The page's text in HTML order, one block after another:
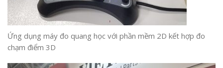
Ứng dụng máy đo quang học với phần mềm 2D kết hợp đo
chạm điểm 3D